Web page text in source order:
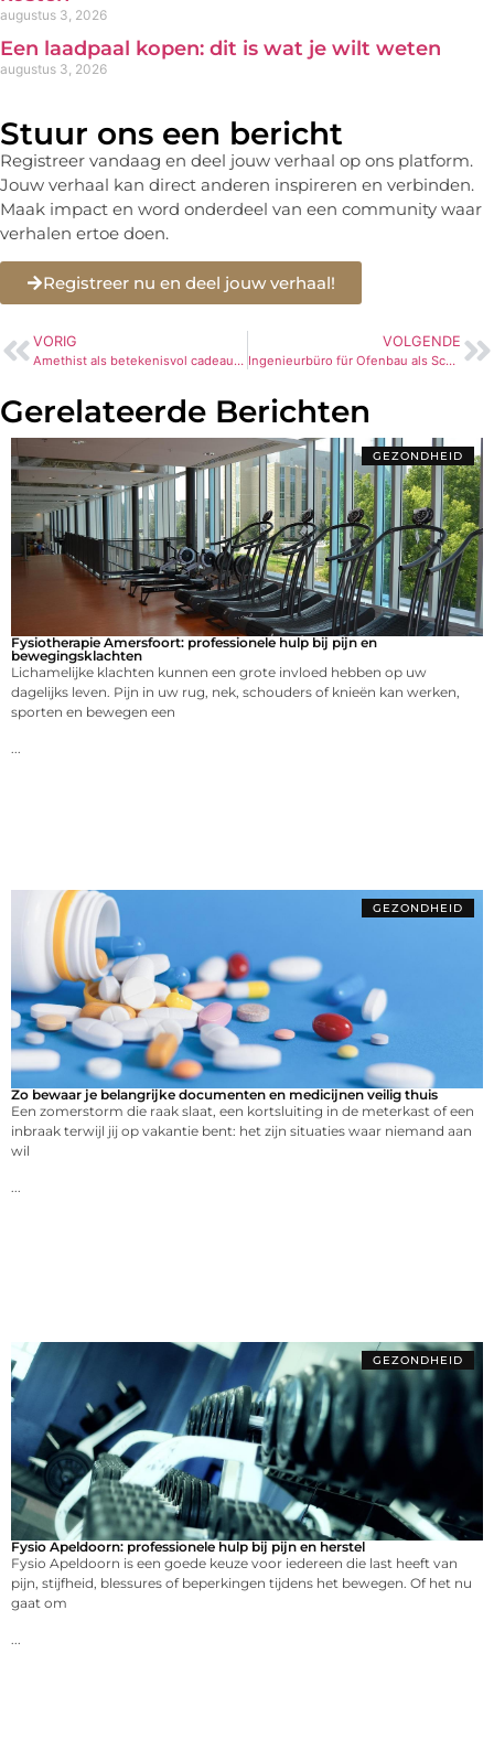
augustus 3, 2026
Een laadpaal kopen: dit is wat je wilt weten
augustus 3, 2026
Stuur ons een bericht
Registreer vandaag en deel jouw verhaal op ons platform.
Jouw verhaal kan direct anderen inspireren en verbinden.
Maak impact en word onderdeel van een community waar
verhalen ertoe doen.
Registreer nu en deel jouw verhaal!
VORIG
Amethist als betekenisvol cadeau voor bijzondere momenten
VOLGENDE
Ingenieurbüro für Ofenbau als Schlüssel moderner Industrieprozesse
Gerelateerde Berichten
GEZONDHEID
Fysiotherapie Amersfoort: professionele hulp bij pijn en
bewegingsklachten
Lichamelijke klachten kunnen een grote invloed hebben op uw
dagelijks leven. Pijn in uw rug, nek, schouders of knieën kan werken,
sporten en bewegen een
GEZONDHEID
Zo bewaar je belangrijke documenten en medicijnen veilig thuis
Een zomerstorm die raak slaat, een kortsluiting in de meterkast of een
inbraak terwijl jij op vakantie bent: het zijn situaties waar niemand aan
wil
GEZONDHEID
Fysio Apeldoorn: professionele hulp bij pijn en herstel
Fysio Apeldoorn is een goede keuze voor iedereen die last heeft van
pijn, stijfheid, blessures of beperkingen tijdens het bewegen. Of het nu
gaat om